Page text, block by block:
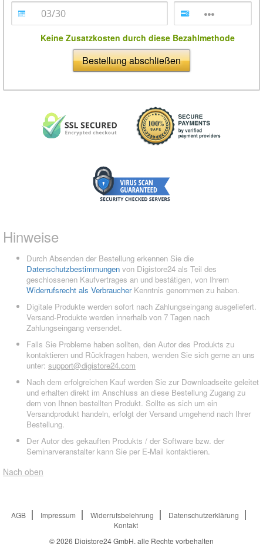
Keine Zusatzkosten durch diese Bezahlmethode
Bestellung abschließen
Hinweise
Durch Absenden der Bestellung erkennen Sie die
Datenschutzbestimmungen von Digistore24 als Teil des
geschlossenen Kaufvertrages an und bestätigen, von Ihrem
Widerrufsrecht als VerbraucherKenntnis genommen zu haben.
Digitale Produkte werden sofort nach Zahlungseingang ausgeliefert.
Versand-Produkte werden innerhalb von 7 Tagen nach
Zahlungseingang versendet.
Falls Sie Probleme haben sollten, den Autor des Produkts zu
kontaktieren und Rückfragen haben, wenden Sie sich gerne an uns
unter: support@digistore24.com
Nach dem erfolgreichen Kauf werden Sie zur Downloadseite geleitet
und erhalten direkt im Anschluss an diese Bestellung Zugang zu
dem von Ihnen bestellten Produkt. Sollte es sich um ein
Versandprodukt handeln, erfolgt der Versand umgehend nach Ihrer
Bestellung.
Der Autor des gekauften Produkts / der Software bzw. der
Seminarveranstalter kann Sie per E-Mail kontaktieren.
Nach oben
AGB Impressum Widerrufsbelehrung
Datenschutzerklärung
Kontakt
© 2026 Digistore24 GmbH, alle Rechte vorbehalten